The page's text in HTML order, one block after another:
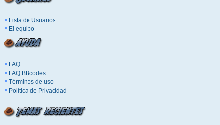
Lista de Usuarios
El equipo
FAQ
FAQ BBcodes
Términos de uso
Política de Privacidad